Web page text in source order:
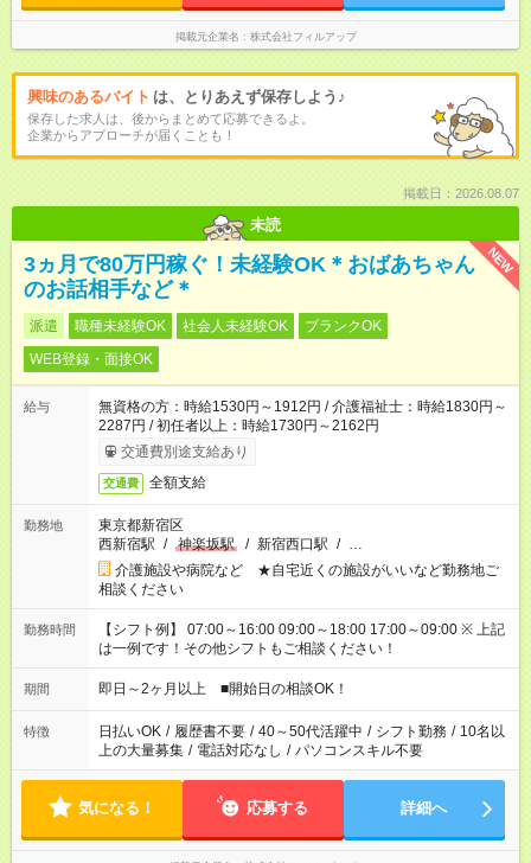
掲載元企業名 株式会社フィルアップ
興味のあるバイト は、とりあえず保存しよう♪
保存した求人は、後からまとめて応募できるよ。
企業からアプローチが届くことも！
掲載日：2026.08.07
未読
NEW
3ヵ月で80万円稼ぐ！未経験OK＊おばあちゃん
のお話相手など＊
派遣 職種未経験OK 社会人未経験OK
ブランクOK
WEB登録・面接OK
給与
無資格の方：時給1530円～1912円 / 介護福祉士：時給1830円～
2287円 / 初任者以上：時給1730円～2162円
交通費別途支給あり
交通費 全額支給
勤務地
東京都新宿区
西新宿駅 / 神楽坂駅 / 新宿西口駅 / …
介護施設や病院など ★自宅近くの施設がいいなど勤務地ご
相談ください
勤務時間
【シフト例】 07:00～16:00 09:00～18:00 17:00～09:00 ※ 上記
は一例です！その他シフトもご相談ください！
期間 即日～2ヶ月以上 ■開始日の相談OK！
特徴 日払いOK / 履歴書不要 / 40～50代活躍中 / シフト勤務 / 10名以
上の大量募集 / 電話対応なし / パソコンスキル不要
気になる！ 応募する 詳細へ